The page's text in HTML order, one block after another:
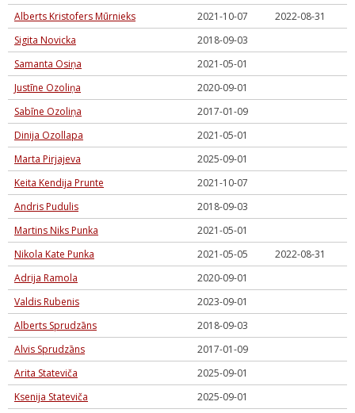
Alberts Kristofers Mūrnieks
2021-10-07
2022-08-31
Sigita Novicka
2018-09-03
Samanta Osiņa
2021-05-01
Justīne Ozoliņa
2020-09-01
Sabīne Ozoliņa
2017-01-09
Dinija Ozollapa
2021-05-01
Marta Pirjajeva
2025-09-01
Keita Kendija Prunte
2021-10-07
Andris Pudulis
2018-09-03
Martins Niks Punka
2021-05-01
Nikola Kate Punka
2021-05-05
2022-08-31
Adrija Ramola
2020-09-01
Valdis Rubenis
2023-09-01
Alberts Sprudzāns
2018-09-03
Alvis Sprudzāns
2017-01-09
Arita Stateviča
2025-09-01
Ksenija Stateviča
2025-09-01